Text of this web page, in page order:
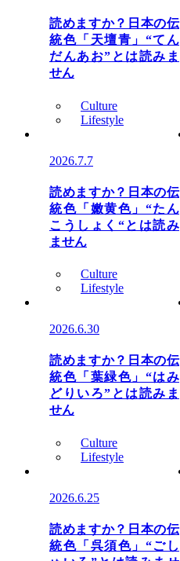
読めますか？日本の伝
統色「天壇青」“てん
だんあお”とは読みま
せん
Culture
Lifestyle
2026.7.7
読めますか？日本の伝
統色「嫩黄色」“たん
こうしょく“とは読み
ません
Culture
Lifestyle
2026.6.30
読めますか？日本の伝
統色「葉緑色」“はみ
どりいろ”とは読みま
せん
Culture
Lifestyle
2026.6.25
読めますか？日本の伝
統色「呉須色」“ごし